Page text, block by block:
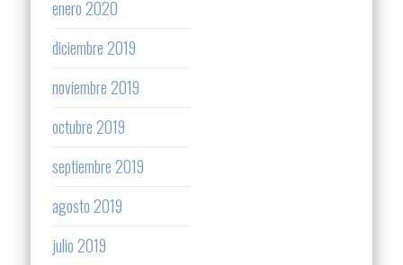
enero 2020
diciembre 2019
noviembre 2019
octubre 2019
septiembre 2019
agosto 2019
julio 2019